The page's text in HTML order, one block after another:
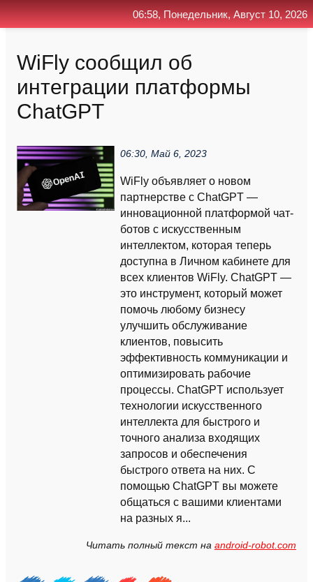
WiFly сообщил об
интеграции платформы
ChatGPT
06:30, Май 6, 2023
WiFly объявляет о новом
партнерстве с ChatGPT —
инновационной платформой чат-
ботов с искусственным
интеллектом, которая теперь
доступна в Личном кабинете для
всех клиентов WiFly. ChatGPT —
это инструмент, который может
помочь любому бизнесу
улучшить обслуживание
клиентов, повысить
эффективность коммуникации и
оптимизировать рабочие
процессы. ChatGPT использует
технологии искусственного
интеллекта для быстрого и
точного анализа входящих
запросов и обеспечения
быстрого ответа на них. С
помощью ChatGPT вы можете
общаться с вашими клиентами
на разных я...
Читать полный текст на android-robot.com
06:58, Понедельник, Август 10, 2026